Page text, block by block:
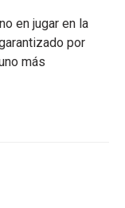
en jugar en la
por
más